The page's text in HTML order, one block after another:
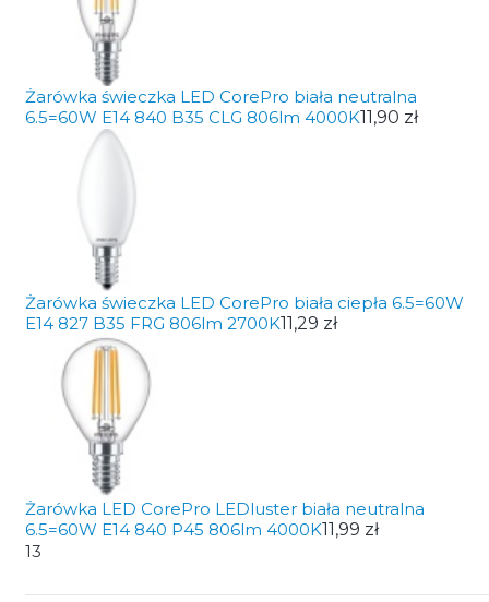
Żarówka świeczka LED CorePro biała neutralna
6.5=60W E14 840 B35 CLG 806lm 4000K11,90 zł
Żarówka świeczka LED CorePro biała ciepła 6.5=60W
E14 827 B35 FRG 806lm 2700K11,29 zł
Żarówka LED CorePro LEDluster biała neutralna
6.5=60W E14 840 P45 806lm 4000K11,99 zł
13